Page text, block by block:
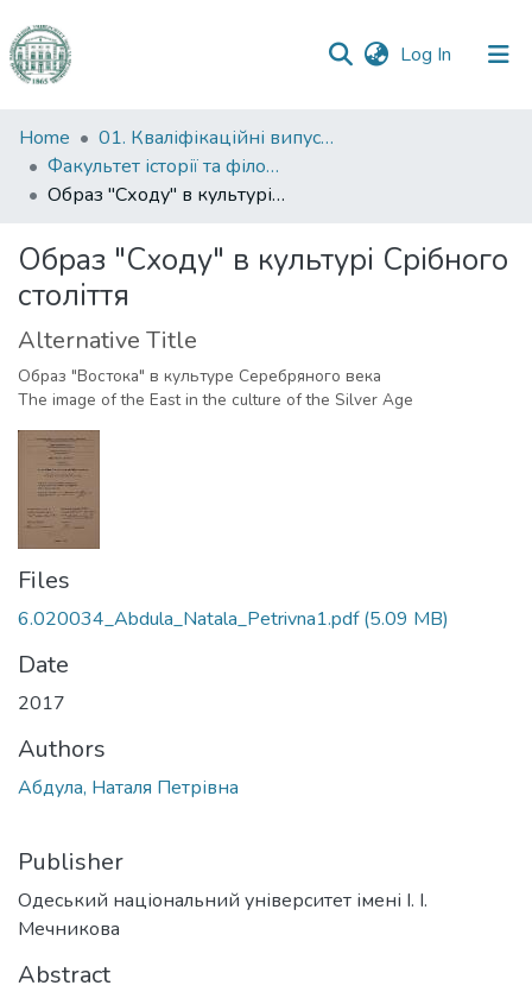
Log In (current)
Communities
&
Collections
Statistics
Home
01. Кваліфікаційні випускні роботи здобувачів вищої освіти
Факультет історії та філософії
Образ "Сходу" в культурі Срібного століття
Образ "Сходу" в культурі Срібного
століття
Alternative Title
Образ "Востока" в культуре Серебряного века
The image of the East in the culture of the Silver Age
Files
6.020034_Abdula_Natala_Petrivna1.pdf(5.09 MB)
Date
2017
Authors
Абдула, Наталя Петрівна
Publisher
Одеський національний університет імені І. І.
Мечникова
Abstract